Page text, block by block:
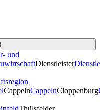
und
Dienstleister
CappelnCappelnCloppenburg